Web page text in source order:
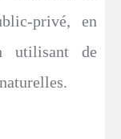
privé, en
utilisant de